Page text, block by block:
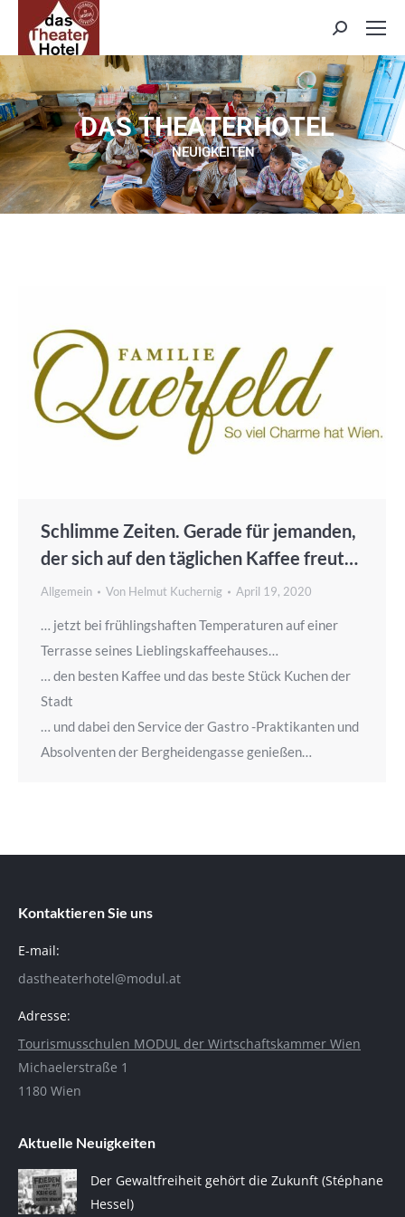
Search:
DAS THEATERHOTEL
NEUIGKEITEN
Schlimme Zeiten. Gerade für jemanden,
der sich auf den täglichen Kaffee freut…
Allgemein Von Helmut Kuchernig April 19, 2020
… jetzt bei frühlingshaften Temperaturen auf einer
Terrasse seines Lieblingskaffeehauses…
… den besten Kaffee und das beste Stück Kuchen der
Stadt
… und dabei den Service der Gastro -Praktikanten und
Absolventen der Bergheidengasse genießen…
Kontaktieren Sie uns
E-mail:
dastheaterhotel@modul.at
Adresse:
Tourismusschulen MODUL der Wirtschaftskammer Wien
Michaelerstraße 1
1180 Wien
Aktuelle Neuigkeiten
Der Gewaltfreiheit gehört die Zukunft (Stéphane
Hessel)